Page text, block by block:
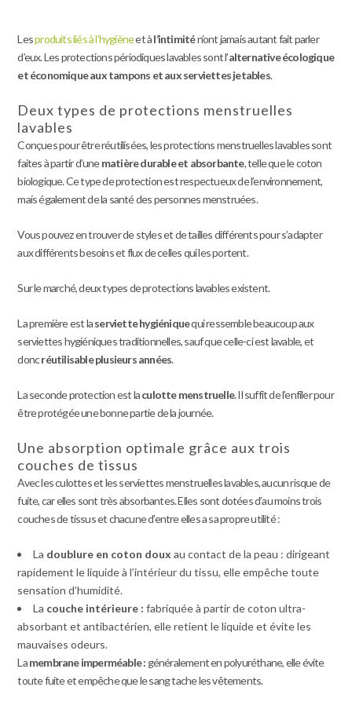
Lesproduits liés à l’hygièneet àl’intimitén’ont jamais autant fait parler
d’eux. Les protections périodiques lavables sont l’alternative écologique
et économique aux tampons et aux serviettes jetables.
Deux types de protections menstruelles
lavables
Conçues pour être réutilisées, les protections menstruelles lavables sont
faites à partir d’unematière durable et absorbante, telle que le coton
biologique. Ce type de protection est respectueux de l’environnement,
mais également de la santé des personnes menstruées.
Vous pouvez en trouver de styles et de tailles différents pour s’adapter
aux différents besoins et flux de celles qui les portent.
Sur le marché, deux types de protections lavables existent.
La première est laserviette hygiéniquequi ressemble beaucoup aux
serviettes hygiéniques traditionnelles, sauf que celle-ci est lavable, et
doncréutilisable plusieurs années.
La seconde protection est laculotte menstruelle. Il suffit de l’enfiler pour
être protégée une bonne partie de la journée.
Une absorption optimale grâce aux trois
couches de tissus
Avec les culottes et les serviettes menstruelles lavables, aucun risque de
fuite, car elles sont très absorbantes. Elles sont dotées d’au moins trois
couches de tissus et chacune d’entre elles a sa propre utilité :
La doublure en coton douxau contact de la peau : dirigeant
rapidement le liquide à l’intérieur du tissu, elle empêche toute
sensation d’humidité.
La couche intérieure : fabriquée à partir de coton ultra-
absorbant et antibactérien, elle retient le liquide et évite les
mauvaises odeurs.
Lamembrane imperméable : généralement en polyuréthane, elle évite
toute fuite et empêche que le sang tache les vêtements.